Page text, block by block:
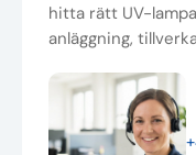
hitta rätt UV-
anläggning,